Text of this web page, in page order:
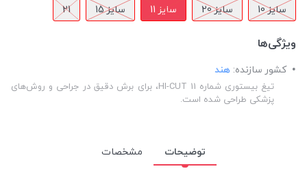
سایز 10 سایز 20 سایز 11 سایز 15 21
ویژگی‌ها
کشور سازنده: هند
تیغ بیستوری شماره 11 HI-CUT، برای برش دقیق در جراحی و روش‌های
پزشکی طراحی شده است.
توضیحات مشخصات